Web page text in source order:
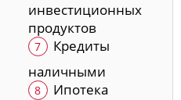
инвестиционных
продуктов
Кредиты
наличными
Ипотека